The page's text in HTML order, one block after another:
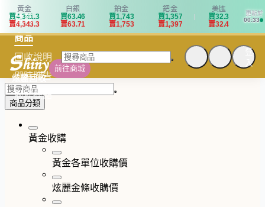
黃金
買4,341.3
賣4,343.3
白銀
買63.46
賣63.71
鉑金
買1,743
賣1,753
鈀金
買1,357
賣1,397
美匯
買32.3
賣32.4
更新於
00:33
炫麗回收
前往商城
首頁
商品
回收說明
即時牌告
服務據點
登
入
商品分類
黃金收購
黃金各單位收購價
炫麗金條收購價